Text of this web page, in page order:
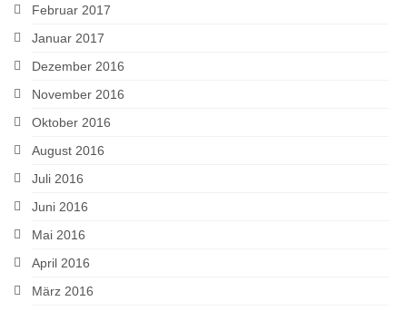
Februar 2017
Januar 2017
Dezember 2016
November 2016
Oktober 2016
August 2016
Juli 2016
Juni 2016
Mai 2016
April 2016
März 2016